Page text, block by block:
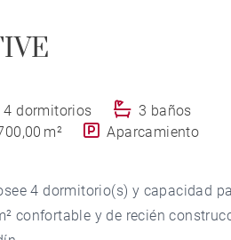
4 dormitorios
3 baños
m² Aparcamiento
4 dormitorio(s) y capacidad
confortable y de recién